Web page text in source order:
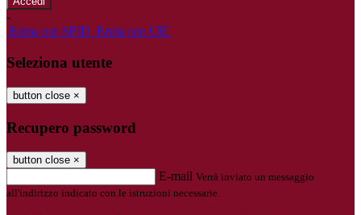
-
Entra con SPID Entra con CIE
Seleziona utente
button close ×
Recupero password
button close ×
E-mail Verrà inviato un messaggio
all'indirizzo indicato con le istruzioni necessarie.